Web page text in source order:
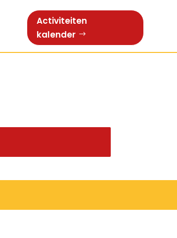
Activiteiten
kalender